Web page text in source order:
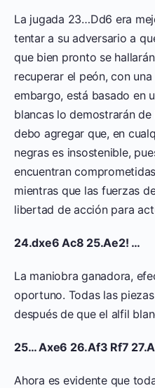
La jugada 23…Dd6 era
tentar a su adversario a
que bien pronto se
recuperar el peón, con
embargo, está basado en
blancas lo demostrarán
debo agregar que, en
negras es insostenible,
encuentran
mientras que las fuerzas
libertad de acción para
24.dxe6 Ac8 25.Ae2! …
La maniobra ganadora,
oportuno. Todas las
después de que el alfil
25… Axe6 26.Af3 Rf7
Ahora es evidente que